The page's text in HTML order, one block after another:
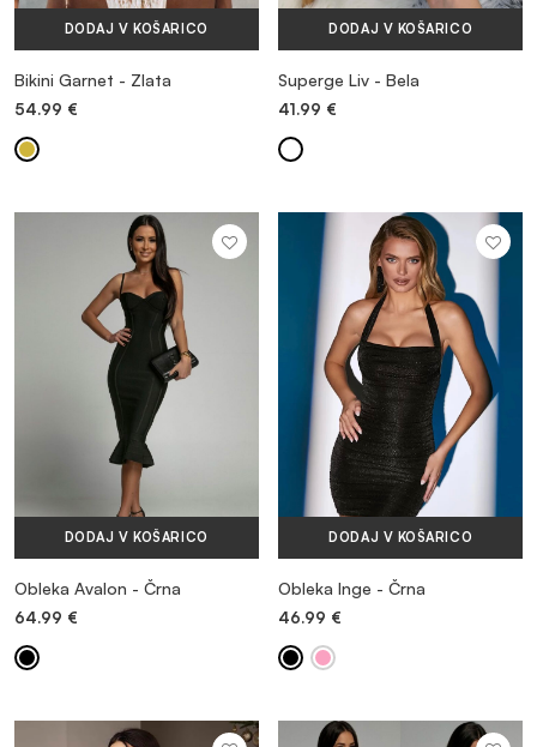
DODAJ V KOŠARICO
Bikini Garnet - Zlata
54.99 €
DODAJ V KOŠARICO
Superge Liv - Bela
41.99 €
DODAJ V KOŠARICO
Obleka Avalon - Črna
64.99 €
DODAJ V KOŠARICO
Obleka Inge - Črna
46.99 €